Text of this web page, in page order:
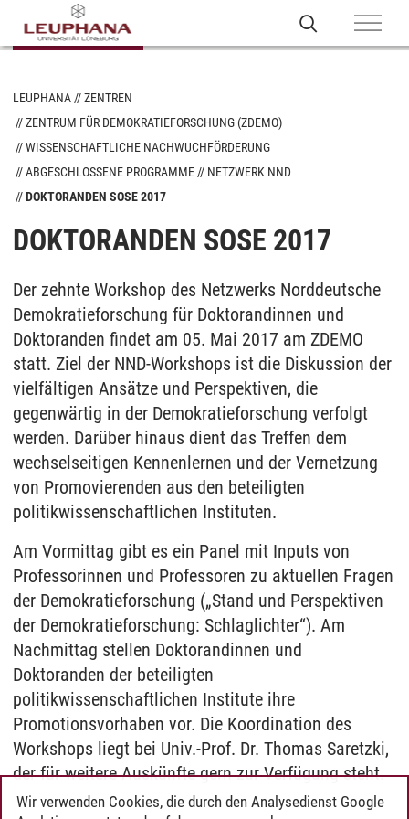
LEUPHANA
ZENTREN
ZENTRUM FÜR DEMOKRATIEFORSCHUNG (ZDEMO)
WISSENSCHAFTLICHE NACHWUCHFÖRDERUNG
ABGESCHLOSSENE PROGRAMME
NETZWERK NND
DOKTORANDEN SOSE 2017
DOKTORANDEN SOSE 2017
Der zehnte Workshop des Netzwerks Norddeutsche
Demokratieforschung für Doktorandinnen und
Doktoranden findet am 05. Mai 2017 am ZDEMO
statt. Ziel der NND-Workshops ist die Diskussion der
vielfältigen Ansätze und Perspektiven, die
gegenwärtig in der Demokratieforschung verfolgt
werden. Darüber hinaus dient das Treffen dem
wechselseitigen Kennenlernen und der Vernetzung
von Promovierenden aus den beteiligten
politikwissenschaftlichen Instituten.
Am Vormittag gibt es ein Panel mit Inputs von
Professorinnen und Professoren zu aktuellen Fragen
der Demokratieforschung („Stand und Perspektiven
der Demokratieforschung: Schlaglichter“). Am
Nachmittag stellen Doktorandinnen und
Doktoranden der beteiligten
politikwissenschaftlichen Institute ihre
Promotionsvorhaben vor. Die Koordination des
Workshops liegt bei Univ.-Prof. Dr. Thomas Saretzki,
der für weitere Auskünfte gern zur Verfügung steht.
Wir verwenden Cookies, die durch den Analysedienst Google